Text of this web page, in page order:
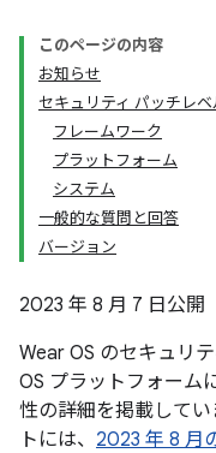
このページの内容
お知らせ
セキュリティ パッチレ
フレームワーク
プラットフォーム
システム
一般的な質問と回答
バージョン
2023 年 8 月 7 日公開
Wear OS のセキュリ
OS プラットフォーム
性の詳細を掲載してい
トには、 2023 年 8 月